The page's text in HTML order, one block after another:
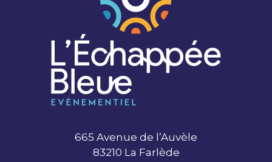
665 Avenue de l’Auvèle
83210 La Farlède